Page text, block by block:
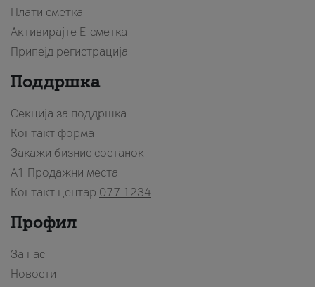
Плати сметка
Активирајте Е-сметка
Припејд регистрација
Поддршка
Секција за поддршка
Контакт форма
Закажи бизнис состанок
A1 Продажни места
Контакт центар 077 1234
Профил
За нас
Новости